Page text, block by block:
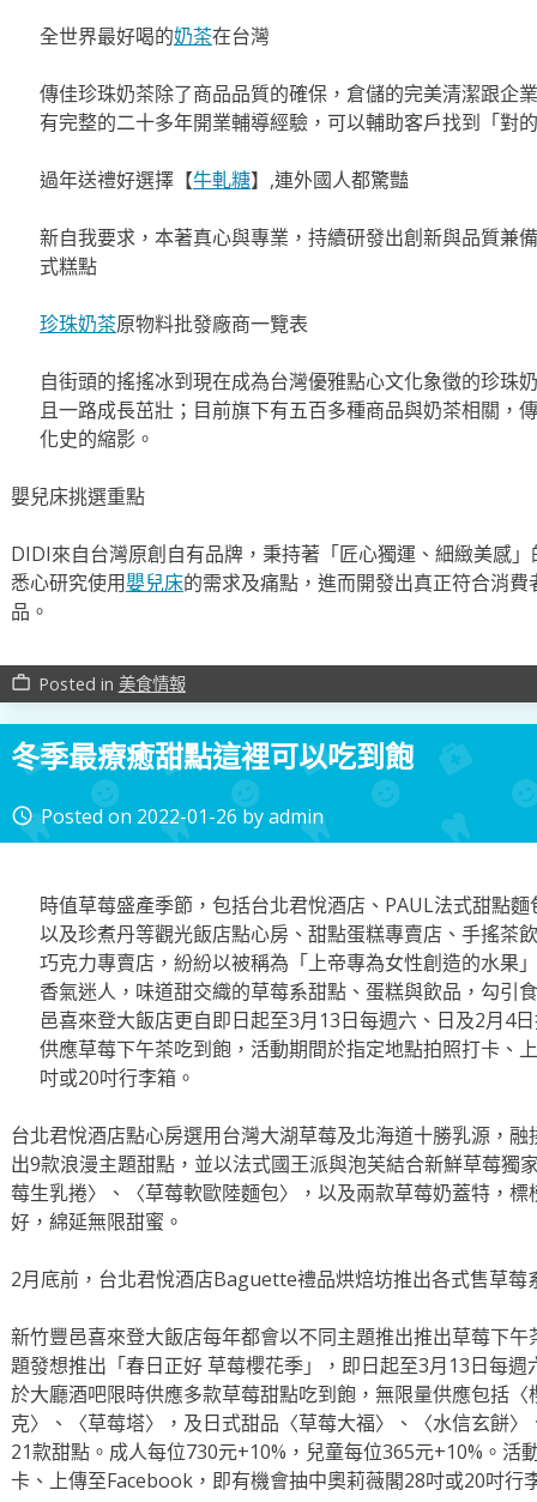
全世界最好喝的奶茶在台灣
傳佳珍珠奶茶除了商品品質的確保，倉儲的完美清潔跟企
有完整的二十多年開業輔導經驗，可以輔助客戶找到「對
過年送禮好選擇【牛軋糖】,連外國人都驚豔
新自我要求，本著真心與專業，持續研發出創新與品質兼
式糕點
珍珠奶茶原物料批發廠商一覽表
自街頭的搖搖冰到現在成為台灣優雅點心文化象徵的珍珠
且一路成長茁壯；目前旗下有五百多種商品與奶茶相關，
化史的縮影。
嬰兒床挑選重點
DIDI來自台灣原創自有品牌，秉持著「匠心獨運、細緻美感
悉心研究使用嬰兒床的需求及痛點，進而開發出真正符合消
品。
work_outline Posted in 美食情報
冬季最療癒甜點這裡可以吃到飽
access_time Posted on 2022-01-26 byadmin
時值草莓盛產季節，包括台北君悅酒店、PAUL法式甜點
以及珍煮丹等觀光飯店點心房、甜點蛋糕專賣店、手搖茶
巧克力專賣店，紛紛以被稱為「上帝專為女性創造的水果
香氣迷人，味道甜交織的草莓系甜點、蛋糕與飲品，勾引
邑喜來登大飯店更自即日起至3月13日每週六、日及2月4
供應草莓下午茶吃到飽，活動期間於指定地點拍照打卡、
吋或20吋行李箱。
台北君悅酒店點心房選用台灣大湖草莓及北海道十勝乳源，
出9款浪漫主題甜點，並以法式國王派與泡芙結合新鮮草莓獨
莓生乳捲〉、〈草莓軟歐陸麵包〉，以及兩款草莓奶蓋特，
好，綿延無限甜蜜。
2月底前，台北君悅酒店Baguette禮品烘焙坊推出各式售草莓
新竹豐邑喜來登大飯店每年都會以不同主題推出推出草莓下
題發想推出「春日正好 草莓櫻花季」，即日起至3月13日每
於大廳酒吧限時供應多款草莓甜點吃到飽，無限量供應包括
克〉、〈草莓塔〉，及日式甜品〈草莓大福〉、〈水信玄餅
21款甜點。成人每位730元+10%，兒童每位365元+10%。活
卡、上傳至Facebook，即有機會抽中奧莉薇閣28吋或20吋行